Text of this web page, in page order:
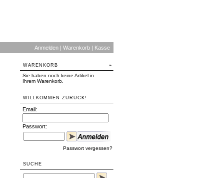
Anmelden | Warenkorb | Kasse
WARENKORB »
Sie haben noch keine Artikel in
Ihrem Warenkorb.
WILLKOMMEN ZURÜCK!
Email:
Passwort:
Passwort vergessen?
SUCHE